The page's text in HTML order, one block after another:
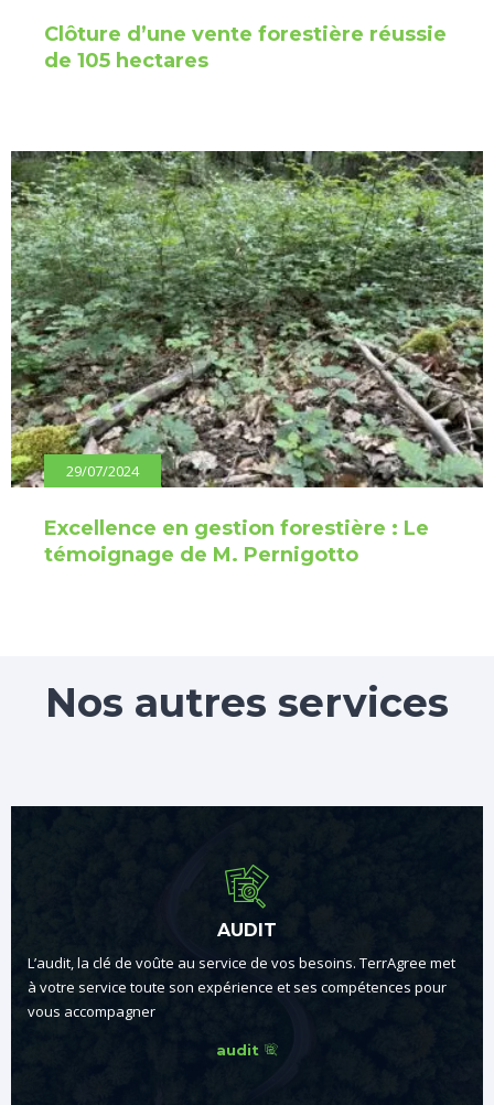
Clôture d’une vente forestière réussie
de 105 hectares
29/07/2024
Excellence en gestion forestière : Le
témoignage de M. Pernigotto
Nos autres services
AUDIT
L’audit, la clé de voûte au service de vos besoins. TerrAgree met
à votre service toute son expérience et ses compétences pour
vous accompagner
audit